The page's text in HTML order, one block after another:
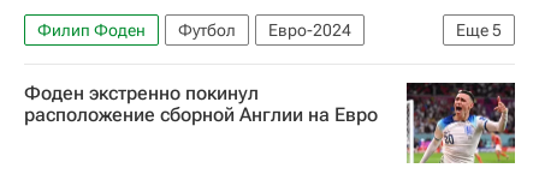
Еще5
Филип Фоден Футбол
Евро-2024
Килиан Мбаппе
Антуан Гризманн
Артём Довбик
Криштиану Роналду
Фоден экстренно покинул
расположение сборной Англии на Евро